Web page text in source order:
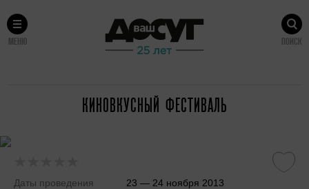
МЕНЮ ПОИСК
КИНОВКУСНЫЙ ФЕСТИВАЛЬ
Даты проведения 23 — 24 ноября 2013